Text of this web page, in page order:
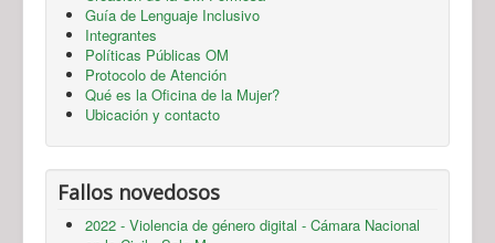
Guía de Lenguaje Inclusivo
Integrantes
Políticas Públicas OM
Protocolo de Atención
Qué es la Oficina de la Mujer?
Ubicación y contacto
Fallos novedosos
2022 - Violencia de género digital - Cámara Nacional